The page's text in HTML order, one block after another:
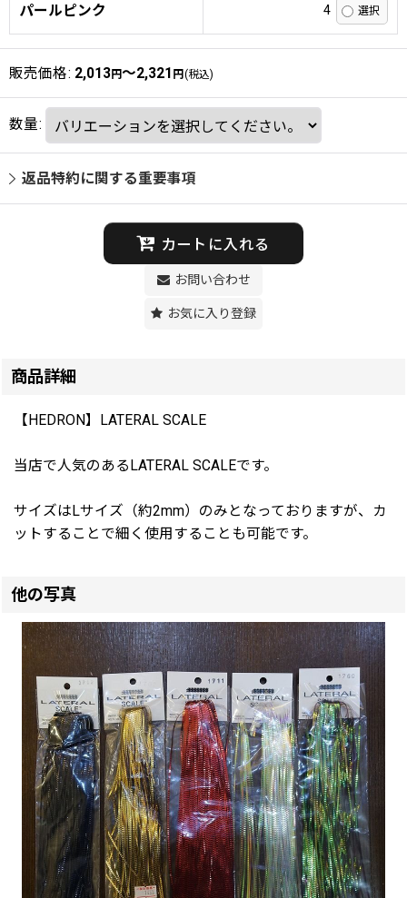
パールピンク 4
販売価格: 2,013円 ～2,321 円 (税込)
数量:
返品特約に関する重要事項
カートに入れる
お問い合わせ
お気に入り登録
商品詳細
【HEDRON】LATERAL SCALE
当店で人気のあるLATERAL SCALEです。
サイズはLサイズ（約2mm）のみとなっておりますが、カ
ットすることで細く使用することも可能です。
他の写真